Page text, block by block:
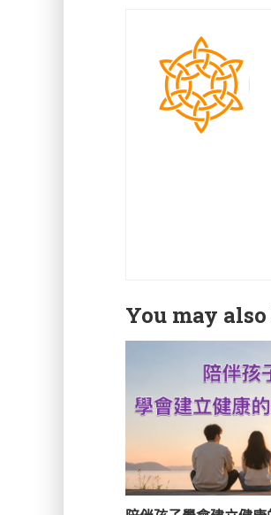
You may